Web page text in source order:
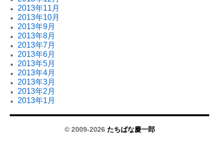
2013年11月
2013年10月
2013年9月
2013年8月
2013年7月
2013年6月
2013年5月
2013年4月
2013年3月
2013年2月
2013年1月
© 2009-2026 たちばな慶一郎